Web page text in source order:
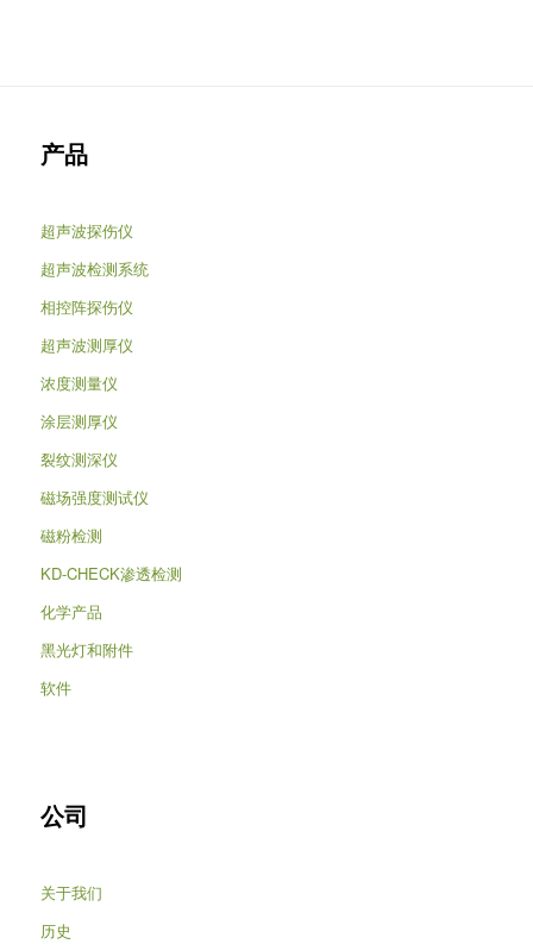
产品
超声波探伤仪
超声波检测系统
相控阵探伤仪
超声波测厚仪
浓度测量仪
涂层测厚仪
裂纹测深仪
磁场强度测试仪
磁粉检测
KD-CHECK渗透检测
化学产品
黑光灯和附件
软件
公司
关于我们
历史